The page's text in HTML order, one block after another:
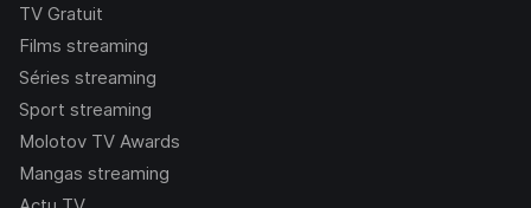
TV Gratuit
Films streaming
Séries streaming
Sport streaming
Molotov TV Awards
Mangas streaming